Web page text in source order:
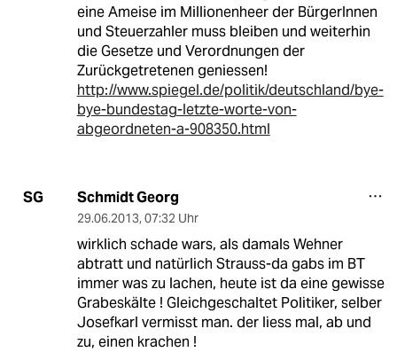
eine Ameise im Millionenheer der BürgerInnen
und Steuerzahler muss bleiben und weiterhin
die Gesetze und Verordnungen der
Zurückgetretenen geniessen!
http://www.spiegel.de/politik/deutschland/bye-
bye-bundestag-letzte-worte-von-
abgeordneten-a-908350.html
SG Schmidt Georg
29.06.2013, 07:32 Uhr
wirklich schade wars, als damals Wehner
abtratt und natürlich Strauss-da gabs im BT
immer was zu lachen, heute ist da eine gewisse
Grabeskälte ! Gleichgeschaltet Politiker, selber
Josefkarl vermisst man. der liess mal, ab und
zu, einen krachen !